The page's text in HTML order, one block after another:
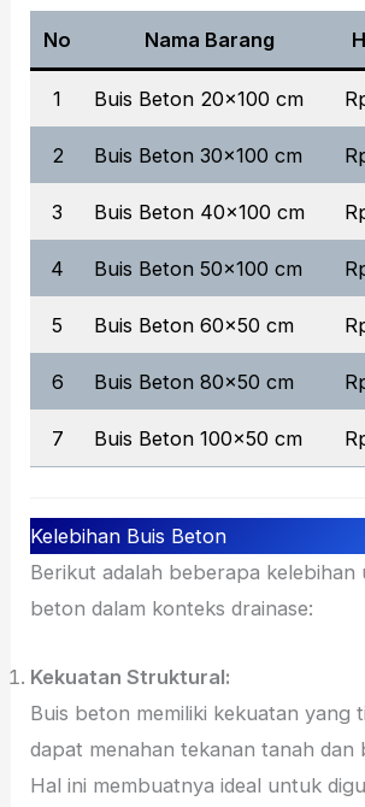
No Nama Barang
1 Buis Beton 20×100 cm
2 Buis Beton 30×100 cm
3 Buis Beton 40×100 cm
4 Buis Beton 50×100 cm
5 Buis Beton 60×50 cm
6 Buis Beton 80×50 cm
7 Buis Beton 100×50 cm
Kelebihan Buis Beton
Berikut adalah beberapa kelebihan
beton dalam konteks drainase:
Kekuatan Struktural:
Buis beton memiliki kekuatan yang
dapat menahan tekanan tanah dan
Hal ini membuatnya ideal untuk